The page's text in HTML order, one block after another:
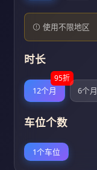
使用不限地区
时长
12个月
95折
6个月
车位个数
1个车位